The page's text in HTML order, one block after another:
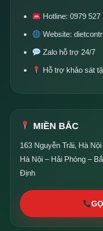
Hotline:0979 527
Website:
Zalo hỗ trợ 24/7
Hỗ trợ khảo sát
MIỀN BẮC
163 Nguyễn Trãi, Hà Nội
Hà Nội – Hải Phòng –
Định